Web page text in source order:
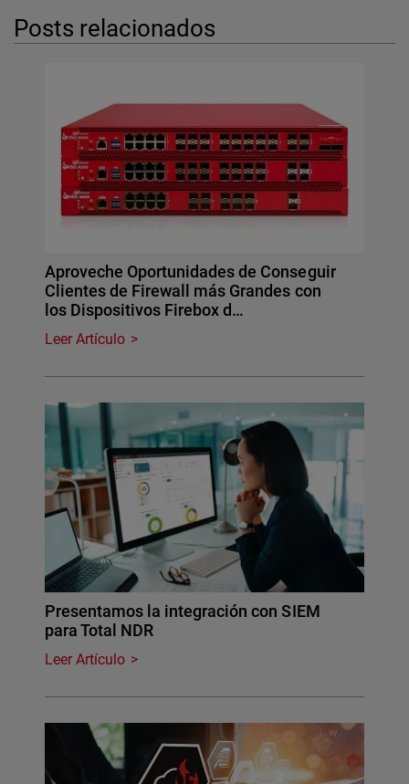
Posts relacionados
Aproveche Oportunidades de Conseguir
Clientes de Firewall más Grandes con
los Dispositivos Firebox d…
Leer Artículo
Presentamos la integración con SIEM
para Total NDR
Leer Artículo